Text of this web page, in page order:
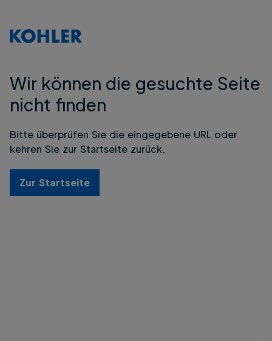
Wir können die gesuchte Seite
nicht finden
Bitte überprüfen Sie die eingegebene URL oder
kehren Sie zur Startseite zurück.
Zur Startseite